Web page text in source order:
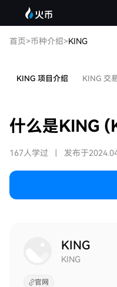
首页>币种介绍>KING
KING 项目介绍 KING 交
什么是KING
167人学过 发布于
KING
KING
官网